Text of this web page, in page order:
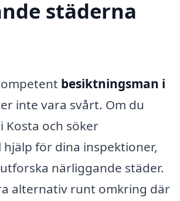
städerna
besiktningsman i
inte vara svårt. Om du
Kosta och söker
för dina inspektioner,
närliggande städer.
alternativ runt omkring där